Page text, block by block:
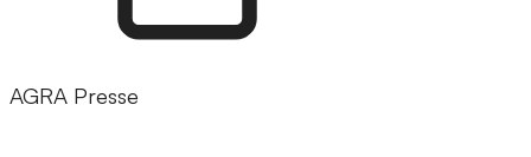
AGRA Presse